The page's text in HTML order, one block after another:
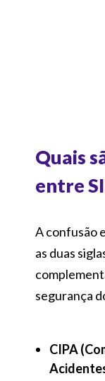
Quais
entre
A confusão
as duas
segurança
CIPA